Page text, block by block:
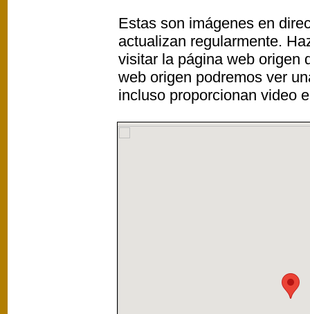
Estas son imágenes en
actualizan regularmente.
visitar la página web origen
web origen podremos ver
incluso proporcionan video